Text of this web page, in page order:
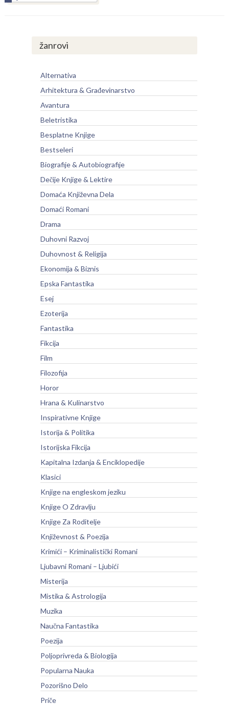
žanrovi
Alternativa
Arhitektura & Građevinarstvo
Avantura
Beletristika
Besplatne Knjige
Bestseleri
Biografije & Autobiografije
Dečije Knjige & Lektire
Domaća Književna Dela
Domaći Romani
Drama
Duhovni Razvoj
Duhovnost & Religija
Ekonomija & Biznis
Epska Fantastika
Esej
Ezoterija
Fantastika
Fikcija
Film
Filozofija
Horor
Hrana & Kulinarstvo
Inspirativne Knjige
Istorija & Politika
Istorijska Fikcija
Kapitalna Izdanja & Enciklopedije
Klasici
Knjige na engleskom jeziku
Knjige O Zdravlju
Knjige Za Roditelje
Književnost & Poezija
Krimići – Kriminalistički Romani
Ljubavni Romani – Ljubići
Misterija
Mistika & Astrologija
Muzika
Naučna Fantastika
Poezija
Poljoprivreda & Biologija
Popularna Nauka
Pozorišno Delo
Priče